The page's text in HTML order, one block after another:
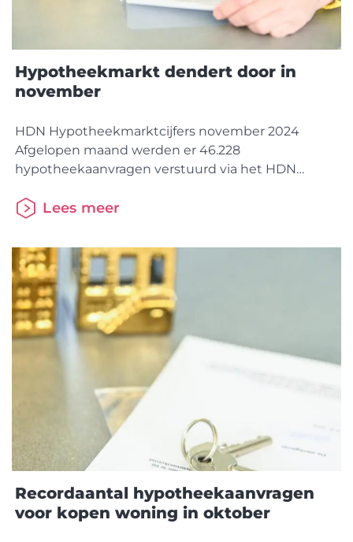
Hypotheekmarkt dendert door in
november
HDN Hypotheekmarktcijfers november 2024
Afgelopen maand werden er 46.228
hypotheekaanvragen verstuurd via het HDN
van november vorig jaar en vergelijkbaar met het
bestemd voor de aanschaf van een woning en
17.362 aanvragen voor oversluitingen en
verhogingen. Dit blijkt uit cijfers van HDN
Lees meer
Recordaantal hypotheekaanvragen
voor kopen woning in oktober